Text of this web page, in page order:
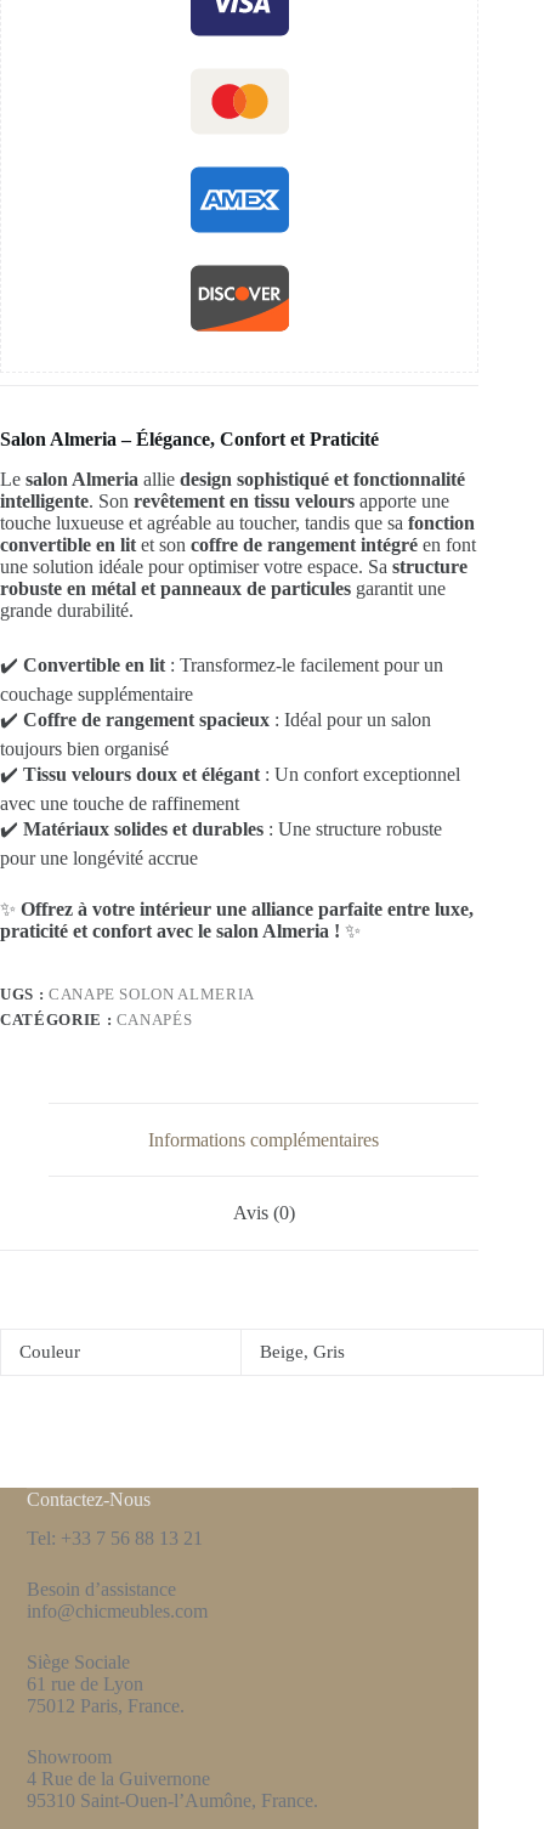
Salon Almeria – Élégance, Confort et Praticité
Le salon Almeria allie design sophistiqué et fonctionnalité
intelligente. Son revêtement en tissu velours apporte une
touche luxueuse et agréable au toucher, tandis que sa fonction
convertible en lit et son coffre de rangement intégré en font
une solution idéale pour optimiser votre espace. Sa structure
robuste en métal et panneaux de particules garantit une
grande durabilité.
✔️ Convertible en lit : Transformez-le facilement pour un
couchage supplémentaire
✔️ Coffre de rangement spacieux : Idéal pour un salon
toujours bien organisé
✔️ Tissu velours doux et élégant : Un confort exceptionnel
avec une touche de raffinement
✔️ Matériaux solides et durables : Une structure robuste
pour une longévité accrue
✨ Offrez à votre intérieur une alliance parfaite entre luxe,
praticité et confort avec le salon Almeria ! ✨
UGS : CANAPE SOLON ALMERIA
CATÉGORIE : CANAPÉS
Informations complémentaires
Avis (0)
Couleur Beige, Gris
Contactez-Nous
Tel: +33 7 56 88 13 21
Besoin d’assistance
info@chicmeubles.com
Siège Sociale
61 rue de Lyon
75012 Paris, France.
Showroom
4 Rue de la Guivernone
95310 Saint-Ouen-l’Aumône, France.